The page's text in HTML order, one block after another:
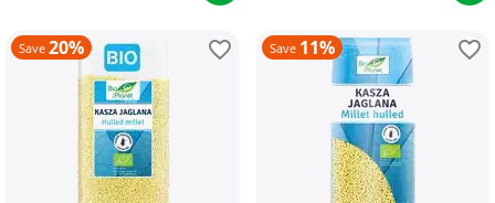
Save 20% Save 11%